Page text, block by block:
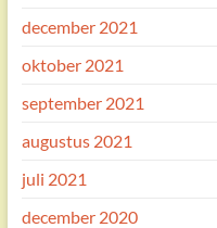
december 2021
oktober 2021
september 2021
augustus 2021
juli 2021
december 2020